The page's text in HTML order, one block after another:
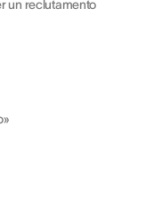
un reclutamento